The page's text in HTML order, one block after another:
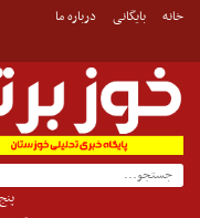
خانه بایگانی درباره ما
پنج